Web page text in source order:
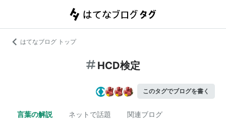
はてなブログ トップ
HCD検定
このタグでブログを書く
言葉の解説 ネットで話題 関連ブログ